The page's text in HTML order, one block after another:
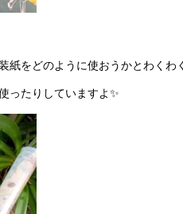
紙をどのように使おうかとわくわ
ったりしていますよ✨